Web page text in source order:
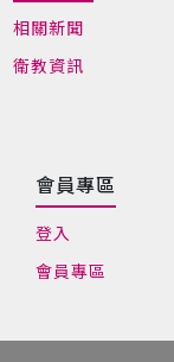
相關新聞
衛教資訊
會員專區
登入
會員專區